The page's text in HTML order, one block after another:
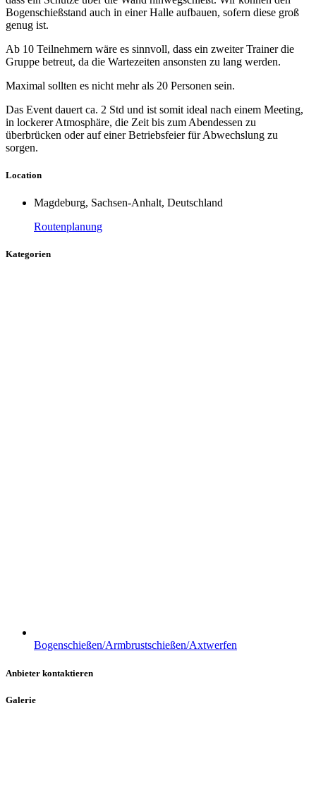
Bogenschießstand auch in einer Halle aufbauen, sofern diese groß
genug ist.
Ab 10 Teilnehmern wäre es sinnvoll, dass ein zweiter Trainer die
Gruppe betreut, da die Wartezeiten ansonsten zu lang werden.
Maximal sollten es nicht mehr als 20 Personen sein.
Das Event dauert ca. 2 Std und ist somit ideal nach einem Meeting,
in lockerer Atmosphäre, die Zeit bis zum Abendessen zu
überbrücken oder auf einer Betriebsfeier für Abwechslung zu
sorgen.
Location
Magdeburg, Sachsen-Anhalt, Deutschland
Routenplanung
Kategorien
Bogenschießen/Armbrustschießen/Axtwerfen
Anbieter kontaktieren
Galerie